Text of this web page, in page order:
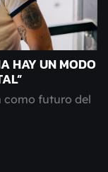
HAY UN MODO
como futuro del